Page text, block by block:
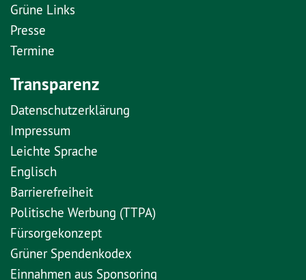
Grüne Links
Presse
Termine
Transparenz
Datenschutzerklärung
Impressum
Leichte Sprache
Englisch
Barrierefreiheit
Politische Werbung (TTPA)
Fürsorgekonzept
Grüner Spendenkodex
Einnahmen aus Sponsoring